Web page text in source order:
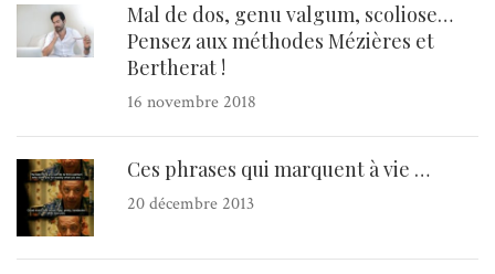
Mal de dos, genu valgum, scoliose…
Pensez aux méthodes Mézières et
Bertherat !
16 novembre 2018
Ces phrases qui marquent à vie …
20 décembre 2013